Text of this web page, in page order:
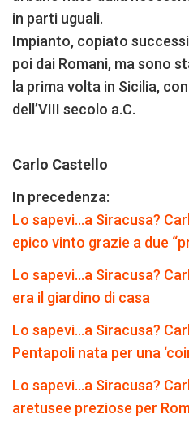
in parti uguali.
Impianto, copiato
poi dai Romani, ma sono
la prima volta in Sicilia,
dell’VIII secolo a.C.
Carlo Castello
In precedenza:
Lo sapevi…a Siracusa?
epico vinto grazie a due
Lo sapevi…a Siracusa?
era il giardino di casa
Lo sapevi…a Siracusa?
Pentapoli nata per una
Lo sapevi…a Siracusa?
aretusee preziose per